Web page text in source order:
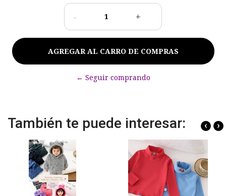
- +
← Seguir comprando
También te puede interesar: ‹ ›